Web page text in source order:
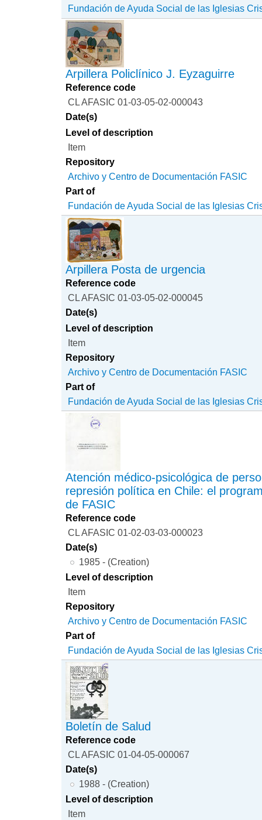
Fundación de Ayuda Social de las Iglesias
Arpillera Policlínico J. Eyzaguirre
Reference code
CL AFASIC 01-03-05-02-000043
Date(s)
Level of description
Item
Repository
Archivo y Centro de Documentación FASIC
Part of
Fundación de Ayuda Social de las Iglesias
Arpillera Posta de urgencia
Reference code
CL AFASIC 01-03-05-02-000045
Date(s)
Level of description
Item
Repository
Archivo y Centro de Documentación FASIC
Part of
Fundación de Ayuda Social de las Iglesias
Atención médico-psicológica de
represión política en Chile: el
de FASIC
Reference code
CL AFASIC 01-02-03-03-000023
Date(s)
1985 - (Creation)
Level of description
Item
Repository
Archivo y Centro de Documentación FASIC
Part of
Fundación de Ayuda Social de las Iglesias
Boletín de Salud
Reference code
CL AFASIC 01-04-05-000067
Date(s)
1988 - (Creation)
Level of description
Item